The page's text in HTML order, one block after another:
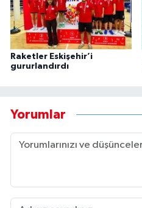
Raketler Eskişehir’i
gururlandırdı
Yorumlar